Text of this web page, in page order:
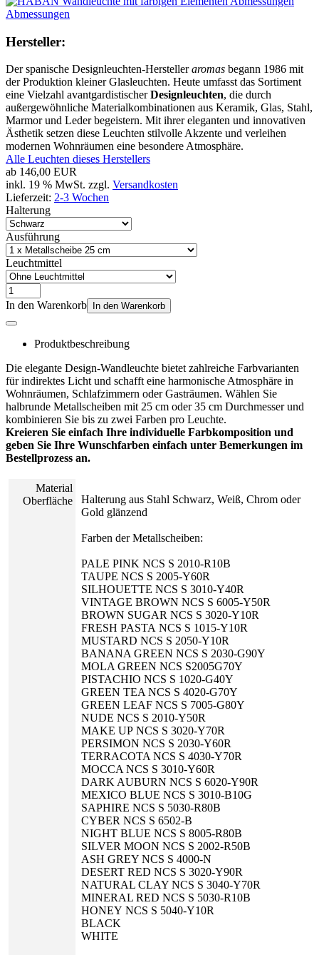
Abmessungen
Hersteller:
Der spanische Designleuchten-Herstelleraromas begann 1986 mit
der Produktion kleiner Glasleuchten. Heute umfasst das Sortiment
eine Vielzahl avantgardistischerDesignleuchten, die durch
außergewöhnliche Materialkombinationen aus Keramik, Glas, Stahl,
Marmor und Leder begeistern. Mit ihrer eleganten und innovativen
Ästhetik setzen diese Leuchten stilvolle Akzente und verleihen
modernen Wohnräumen eine besondere Atmosphäre.
Alle Leuchten dieses Herstellers
ab 146,00 EUR
inkl. 19 % MwSt. zzgl. Versandkosten
Lieferzeit: 2-3 Wochen
Halterung
Ausführung
Leuchtmittel
In den Warenkorb In den Warenkorb
Produktbeschreibung
Die elegante Design-Wandleuchte bietet zahlreiche Farbvarianten
für indirektes Licht und schafft eine harmonische Atmosphäre in
Wohnräumen, Schlafzimmern oder Gasträumen. Wählen Sie
halbrunde Metallscheiben mit 25 cm oder 35 cm Durchmesser und
kombinieren Sie bis zu zwei Farben pro Leuchte.
Kreieren Sie einfach Ihre individuelle Farbkomposition und
geben Sie Ihre Wunschfarben einfach unter Bemerkungen im
Bestellprozess an.
Material
Oberfläche
Halterung aus Stahl Schwarz, Weiß, Chrom oder
Gold glänzend
Farben der Metallscheiben:
PALE PINK NCS S 2010-R10B
TAUPE NCS S 2005-Y60R
SILHOUETTE NCS S 3010-Y40R
VINTAGE BROWN NCS S 6005-Y50R
BROWN SUGAR NCS S 3020-Y10R
FRESH PASTA NCS S 1015-Y10R
MUSTARD NCS S 2050-Y10R
BANANA GREEN NCS S 2030-G90Y
MOLA GREEN NCS S2005G70Y
PISTACHIO NCS S 1020-G40Y
GREEN TEA NCS S 4020-G70Y
GREEN LEAF NCS S 7005-G80Y
NUDE NCS S 2010-Y50R
MAKE UP NCS S 3020-Y70R
PERSIMON NCS S 2030-Y60R
TERRACOTA NCS S 4030-Y70R
MOCCA NCS S 3010-Y60R
DARK AUBURN NCS S 6020-Y90R
MEXICO BLUE NCS S 3010-B10G
SAPHIRE NCS S 5030-R80B
CYBER NCS S 6502-B
NIGHT BLUE NCS S 8005-R80B
SILVER MOON NCS S 2002-R50B
ASH GREY NCS S 4000-N
DESERT RED NCS S 3020-Y90R
NATURAL CLAY NCS S 3040-Y70R
MINERAL RED NCS S 5030-R10B
HONEY NCS S 5040-Y10R
BLACK
WHITE